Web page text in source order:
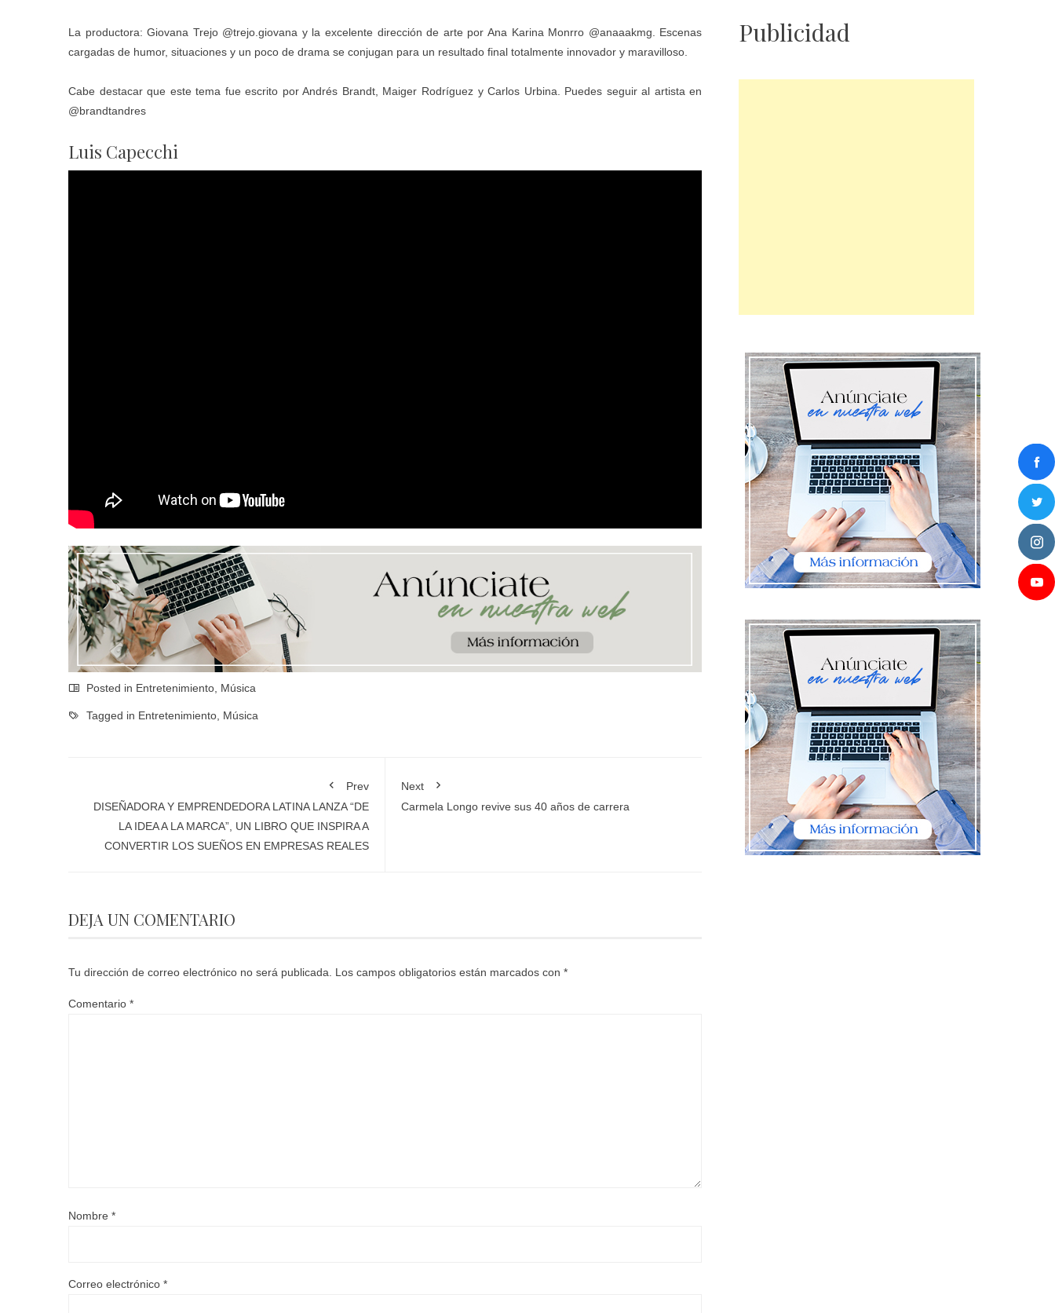
La productora: Giovana Trejo @trejo.giovana y la excelente dirección de arte por Ana Karina Monrro @anaaakmg. Escenas
cargadas de humor, situaciones y un poco de drama se conjugan para un resultado final totalmente innovador y maravilloso.
Cabe destacar que este tema fue escrito por Andrés Brandt, Maiger Rodríguez y Carlos Urbina. Puedes seguir al artista en
@brandtandres
Luis Capecchi
Posted in Entretenimiento Música
Tagged in Entretenimiento Música
Prev
DISEÑADORA Y EMPRENDEDORA LATINA LANZA “DE
LA IDEA A LA MARCA”, UN LIBRO QUE INSPIRA A
CONVERTIR LOS SUEÑOS EN EMPRESAS REALES
Next
Carmela Longo revive sus 40 años de carrera
DEJA UN COMENTARIO
Tu dirección de correo electrónico no será publicada. Los campos obligatorios están marcados con *
Comentario *
Nombre *
Correo electrónico *
Publicidad